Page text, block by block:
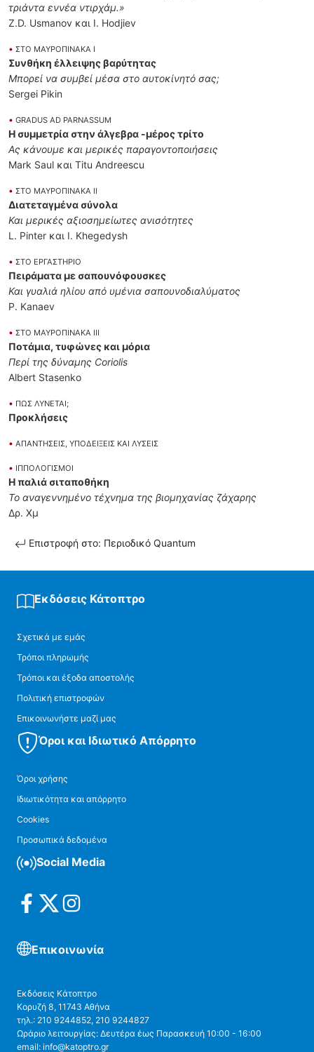
τριάντα εννέα ντιρχάμ.»
Z.D. Usmanov και I. Hodjiev
• ΣΤΟ ΜΑΥΡΟΠΙΝΑΚΑ Ι
Συνθήκη έλλειψης βαρύτητας
Μπορεί να συμβεί μέσα στο αυτοκίνητό σας;
Sergei Pikin
• GRADUS AD PARNASSUM
Η συμμετρία στην άλγεβρα -μέρος τρίτο
Ας κάνουμε και μερικές παραγοντοποιήσεις
Mark Saul και Titu Andreescu
• ΣΤΟ ΜΑΥΡΟΠΙΝΑΚΑ ΙΙ
Διατεταγμένα σύνολα
Και μερικές αξιοσημείωτες ανισότητες
L. Pinter και I. Khegedysh
• ΣΤΟ ΕΡΓΑΣΤΗΡΙΟ
Πειράματα με σαπουνόφουσκες
Και γυαλιά ηλίου από υμένια σαπουνοδιαλύματος
P. Kanaev
• ΣΤΟ ΜΑΥΡΟΠΙΝΑΚΑ ΙΙΙ
Ποτάμια, τυφώνες και μόρια
Περί της δύναμης Coriolis
Albert Stasenko
• ΠΩΣ ΛΥΝΕΤΑΙ;
Προκλήσεις
• ΑΠΑΝΤΗΣΕΙΣ, ΥΠΟΔΕΙΞΕΙΣ ΚΑΙ ΛΥΣΕΙΣ
• ΙΠΠΟΛΟΓΙΣΜΟΙ
Η παλιά σιταποθήκη
Το αναγεννημένο τέχνημα της βιομηχανίας ζάχαρης
Δρ. Χμ
Επιστροφή στο: Περιοδικό Quantum
Εκδόσεις Κάτοπτρο
Σχετικά με εμάς
Τρόποι πληρωμής
Τρόποι και έξοδα αποστολής
Πολιτική επιστροφών
Επικοινωνήστε μαζί μας
Όροι και Ιδιωτικό Απόρρητο
Όροι χρήσης
Ιδιωτικότητα και απόρρητο
Cookies
Προσωπικά δεδομένα
Social Media
Επικοινωνία
Εκδόσεις Κάτοπτρο
Κορυζή 8, 11743 Αθήνα
τηλ.: 210 9244852, 210 9244827
Ωράριο λειτουργίας: Δευτέρα έως Παρασκευή 10:00 - 16:00
email: info@katoptro.gr